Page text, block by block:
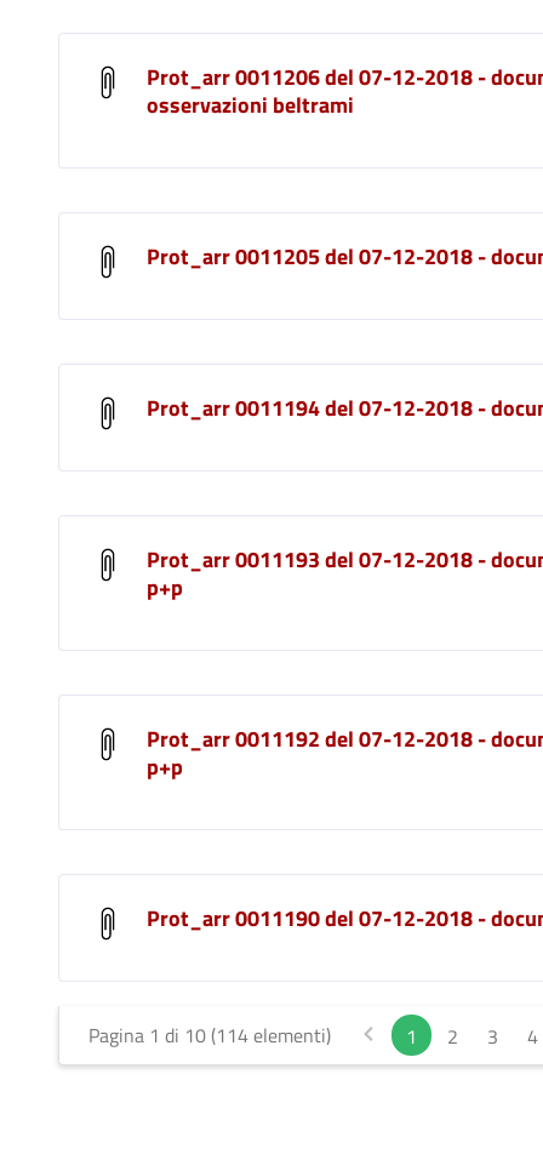
Prot_arr 0011206 del 07-12-2018 -
osservazioni beltrami
Prot_arr 0011205 del 07-12-2018 -
Prot_arr 0011194 del 07-12-2018 -
Prot_arr 0011193 del 07-12-2018 -
p+p
Prot_arr 0011192 del 07-12-2018 -
p+p
Prot_arr 0011190 del 07-12-2018 -
Pagina 1 di 10 (114 elementi) 1 2 3 4